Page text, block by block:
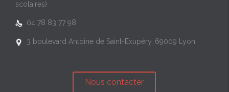
scolaires)
 04 78 83 77 98
 3 boulevard Antoine de Saint-Exupéry, 69009 Lyon
Nous contacter